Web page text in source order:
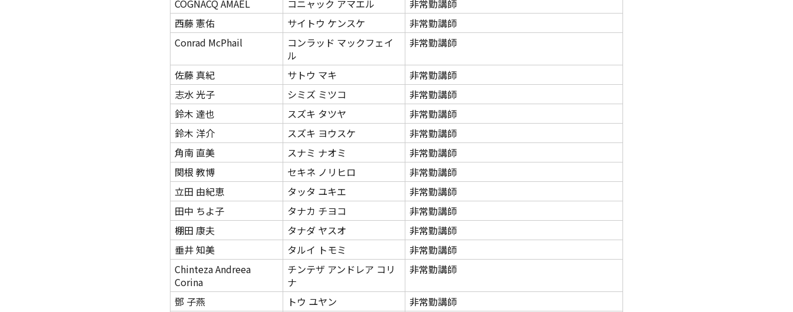
COGNACQ AMAËL
コニャック アマエル
非常勤講師
西藤 憲佑
サイトウ ケンスケ
非常勤講師
Conrad McPhail
コンラッド マックフェイ
ル
非常勤講師
佐藤 真紀 サトウ マキ
非常勤講師
志水 光子
シミズ ミツコ
非常勤講師
鈴木 達也
スズキ タツヤ
非常勤講師
鈴木 洋介
スズキ ヨウスケ
非常勤講師
角南 直美
スナミ ナオミ
非常勤講師
関根 教博
セキネ ノリヒロ
非常勤講師
立田 由紀恵
タッタ ユキエ
非常勤講師
田中 ちよ子
タナカ チヨコ
非常勤講師
棚田 康夫
タナダ ヤスオ
非常勤講師
垂井 知美
タルイ トモミ
非常勤講師
Chinteza Andreea
Corina
チンテザ アンドレア コリ
ナ
非常勤講師
鄧 子燕 トウ ユヤン
非常勤講師